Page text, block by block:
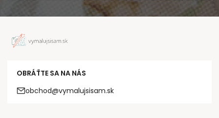
OBRÁŤTE SA NA NÁS
obchod@vymalujsisam.sk